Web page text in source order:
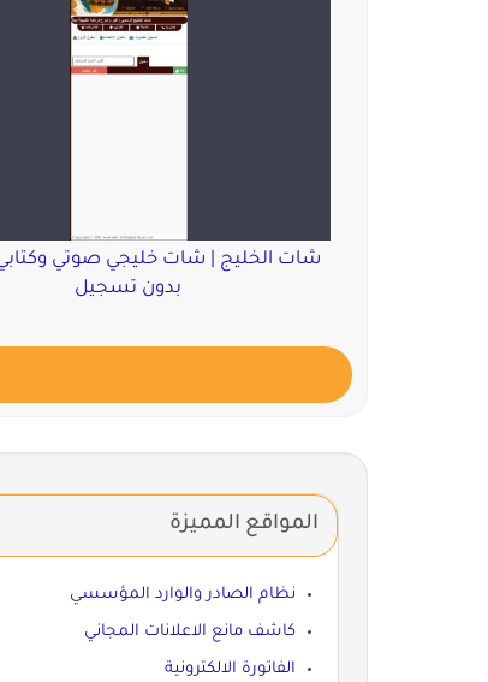
شات الخليج | شات خليجي صوتي
بدون تسجيل
المواقع المميزة
نظام الصادر والوارد المؤسسي
كاشف مانع الاعلانات المجاني
الفاتورة الالكترونية